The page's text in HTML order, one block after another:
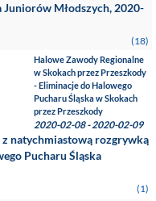
Młodszych, 2020-
(18)
Halowe Zawody Regionalne
w Skokach przez Przeszkody
- Eliminacje do Halowego
Pucharu Śląska w Skokach
przez Przeszkody
2020-02-08 - 2020-02-09
z natychmiastową rozgrywką
Pucharu Śląska
(1)